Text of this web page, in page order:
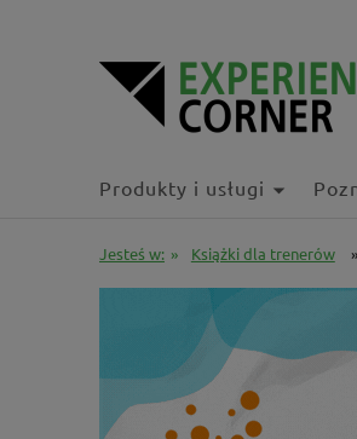
Produkty i usługi
Jesteś w: » Książki dla trenerów »